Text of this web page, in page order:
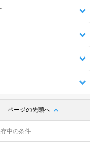
ページの先頭へ
中の条件